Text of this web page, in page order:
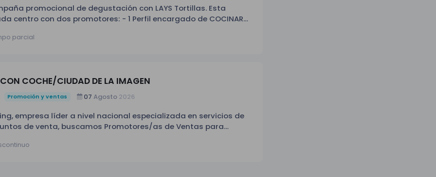
transportepromocional de degustación con LAYS Tortillas. Esta
promotores: - 1 Perfil encargado de COCINAR
21:00 h. -parcial
COCHE/CIUDAD DE LA IMAGEN
Promoción y ventas 07 Agosto 2026
empresa líder a nivel nacional especializada en servicios de
de venta, buscamos Promotores/as de Ventas para
tienes habilidades comerciales y te gusta trabajar de cara